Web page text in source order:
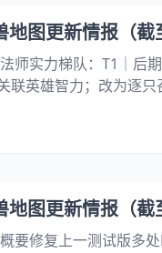
图更新情报（截
师实力梯队：T1｜后
联英雄智力；改为逐
图更新情报（截
要修复上一测试版多